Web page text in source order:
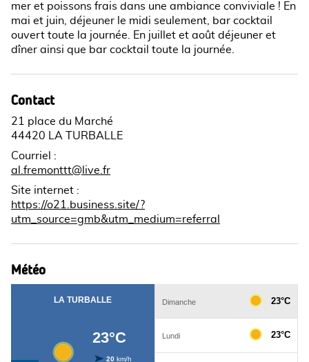
mer et poissons frais dans une ambiance conviviale ! En
mai et juin, déjeuner le midi seulement, bar cocktail
ouvert toute la journée. En juillet et août déjeuner et
dîner ainsi que bar cocktail toute la journée.
Contact
21 place du Marché
44420 LA TURBALLE
Courriel
:
al.fremonttt@live.fr
Site internet :
https://o21.business.site/?
utm_source=gmb&utm_medium=referral
Météo